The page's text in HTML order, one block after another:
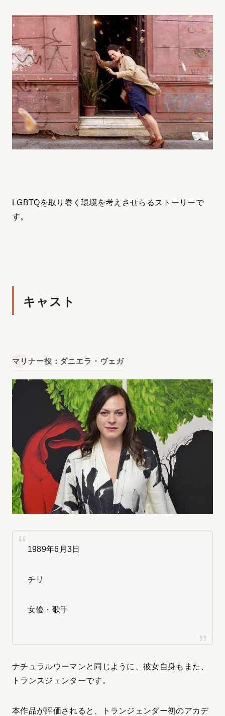
LGBTQを取り巻く環境を考えさせらるストーリーで
す。
キャスト
マリナー役：ダニエラ・ヴェガ
1989年6月3日
チリ
女優・歌手
ナチュラルウーマンと同じように、彼女自身もまた、
トランスジェンターです。
本作品が評価されると、トランジェンダー初のアカデ